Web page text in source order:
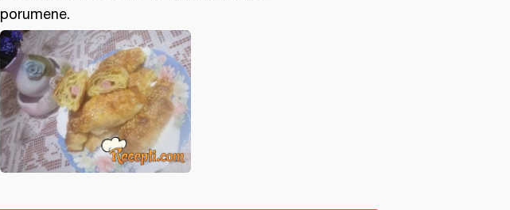
porumene.